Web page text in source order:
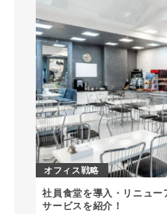
オフィス戦略
社員食堂を導入・リニュ
サービスを紹介！